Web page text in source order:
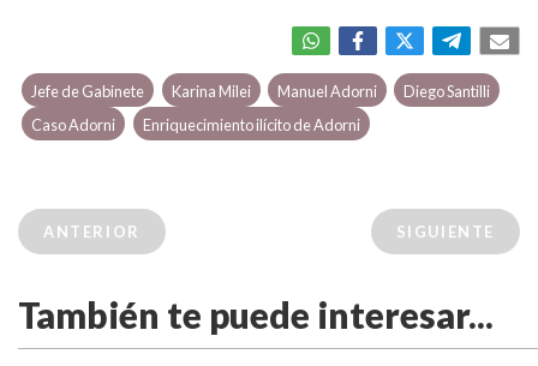
Jefe de Gabinete Karina Milei Manuel Adorni
Diego Santilli
Caso Adorni
Enriquecimiento ilícito de Adorni
ANTERIOR SIGUIENTE
También te puede interesar...